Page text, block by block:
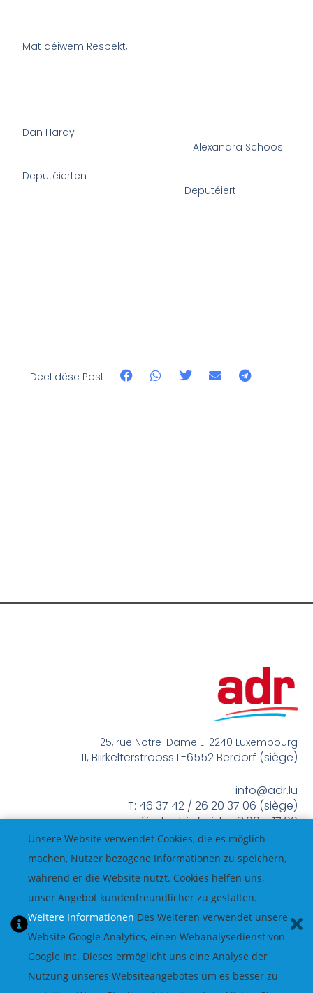
Mat déiwem Respekt,
Dan Hardy
Alexandra Schoos
Deputéierten
Deputéiert
Deel dëse Post:
25, rue Notre-Dame L-2240 Luxembourg
11, Biirkelterstrooss L-6552 Berdorf (siège)
info@adr.lu
T: 46 37 42 / 26 20 37 06 (siège)
méindes bis freides 8:00 – 17:00
Unsere Website verwendet Cookies, die es möglich
machen, Nutzer bezogene Informationen zu speichern,
während er die Website nutzt. Cookies helfen uns,
unser Angebot kundenfreundlicher zu gestalten.
Weitere Informationen Des Weiteren verwendet unsere
Website Google Analytics, einen Webanalysedienst von
Google Inc. Dieses ermöglicht uns eine Analyse der
Nutzung unseres Websiteangebotes um es besser zu